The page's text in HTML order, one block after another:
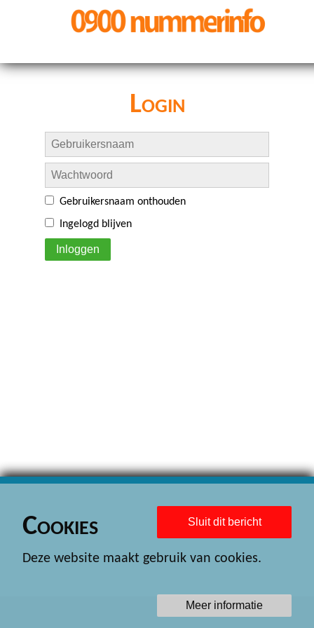
Login
Gebruikersnaam onthouden
Ingelogd blijven
Inloggen
Sluit dit bericht
Cookies
Deze website maakt gebruik van cookies.
Meer informatie